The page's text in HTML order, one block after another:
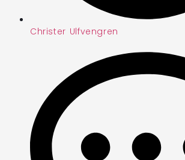
Christer Ulfvengren